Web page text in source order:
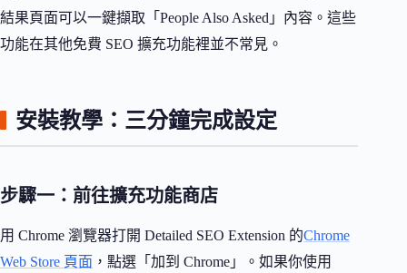
結果頁面可以一鍵擷取「People Also Asked」內容。這些
功能在其他免費 SEO 擴充功能裡並不常見。
安裝教學：三分鐘完成設定
步驟一：前往擴充功能商店
用 Chrome 瀏覽器打開 Detailed SEO Extension 的Chrome
Web Store 頁面 ，點選「加到 Chrome」。如果你使用